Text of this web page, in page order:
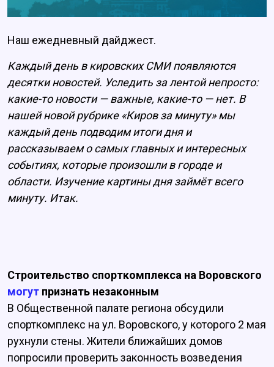
Наш ежедневный дайджест.
Каждый день в кировских СМИ появляются
десятки новостей. Уследить за лентой непросто:
какие-то новости — важные, какие-то — нет. В
нашей новой рубрике «Киров за минуту» мы
каждый день подводим итоги дня и
рассказываем о самых главных и интересных
событиях, которые произошли в городе и
области. Изучение картины дня займёт всего
минуту. Итак.
Строительство спорткомплекса на Воровского
могут признать незаконным
В Общественной палате региона обсудили
спорткомплекс на ул. Воровского, у которого 2 мая
рухнули стены. Жители ближайших домов
попросили проверить законность возведения